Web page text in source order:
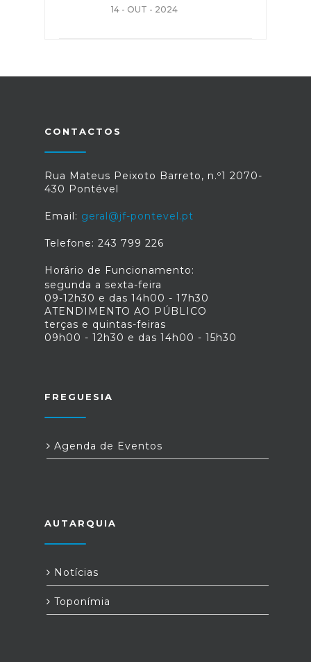
14 - OUT - 2024
CONTACTOS
Rua Mateus Peixoto Barreto, n.º1 2070-
430 Pontével
Email: geral@jf-pontevel.pt
Telefone: 243 799 226
Horário de Funcionamento:
segunda a sexta-feira
09-12h30 e das 14h00 - 17h30
ATENDIMENTO AO PÚBLICO
terças e quintas-feiras
09h00 - 12h30 e das 14h00 - 15h30
FREGUESIA
Agenda de Eventos
AUTARQUIA
Notícias
Toponímia